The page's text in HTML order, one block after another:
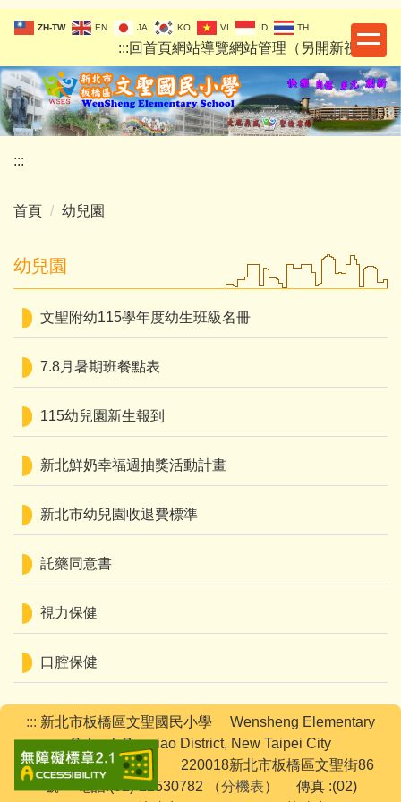
跳
到
要
內
容
ZH-TW EN JA KO VI ID TH
:::回首頁網站導覽網站管理（另開新視窗）
校園網站
:::
首頁 幼兒園
幼兒園
文聖附幼115學年度幼生班級名冊
7.8月暑期班餐點表
115幼兒園新生報到
新北鮮奶幸福週抽獎活動計畫
新北市幼兒園收退費標準
託藥同意書
視力保健
口腔保健
::: 新北市板橋區文聖國民小學 Wensheng Elementary
School, Banqiao District, New Taipei City
220018新北市板橋區文聖街86
號 電話:(02)-22530782 （分機表） 傳真 :(02)